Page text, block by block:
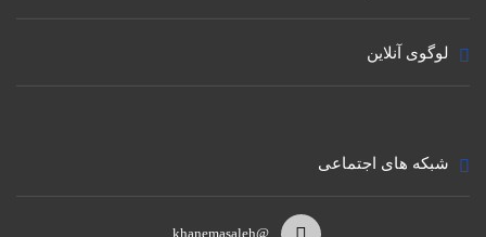
لوگوی آنلاین
شبکه های اجتماعی
@khanemasaleh